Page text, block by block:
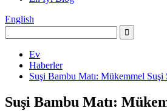
English
Ev
Haberler
Suşi Bambu Matı: Mükemmel
Suşi Bambu Matı: